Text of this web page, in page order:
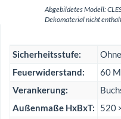
Abgebildetes Modell:
Dekomaterial nicht
Sicherheitsstufe:
Feuerwiderstand:
60
Verankerung:
Außenmaße HxBxT:
520